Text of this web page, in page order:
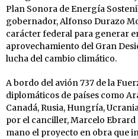
Plan Sonora de Energía
gobernador, Alfonso Durazo
carácter federal para generar
aprovechamiento del Gran
lucha del cambio climático.
A bordo del avión 737 de la
diplomáticos de países como
Canadá, Rusia, Hungría,
por el canciller, Marcelo
mano el proyecto en obra que